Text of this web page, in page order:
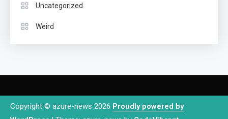
Uncategorized
Weird
Copyright © azure-news 2026 Proudly powered by